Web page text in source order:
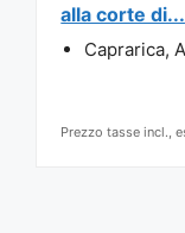
alla corte di...
Caprarica,
Prezzo tasse incl.,